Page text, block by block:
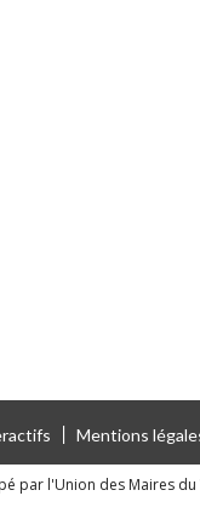
Mentions
par l'Union des Maires du